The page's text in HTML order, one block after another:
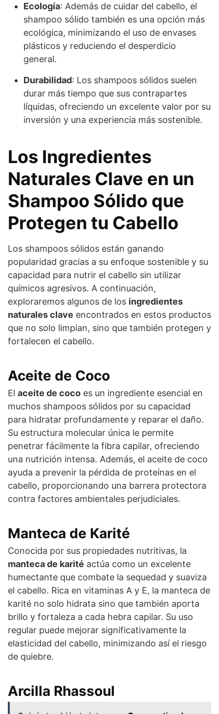
Ecología: Además de cuidar del cabello, el
shampoo sólido también es una opción más
ecológica, minimizando el uso de envases
plásticos y reduciendo el desperdicio
general.
Durabilidad: Los shampoos sólidos suelen
durar más tiempo que sus contrapartes
líquidas, ofreciendo un excelente valor por su
inversión y una experiencia más sostenible.
Los Ingredientes
Naturales Clave en un
Shampoo Sólido que
Protegen tu Cabello
Los shampoos sólidos están ganando
popularidad gracias a su enfoque sostenible y su
capacidad para nutrir el cabello sin utilizar
químicos agresivos. A continuación,
exploraremos algunos de los ingredientes
naturales clave encontrados en estos productos
que no solo limpian, sino que también protegen y
fortalecen el cabello.
Aceite de Coco
El aceite de coco es un ingrediente esencial en
muchos shampoos sólidos por su capacidad
para hidratar profundamente y reparar el daño.
Su estructura molecular única le permite
penetrar fácilmente la fibra capilar, ofreciendo
una nutrición intensa. Además, el aceite de coco
ayuda a prevenir la pérdida de proteínas en el
cabello, proporcionando una barrera protectora
contra factores ambientales perjudiciales.
Manteca de Karité
Conocida por sus propiedades nutritivas, la
manteca de karité actúa como un excelente
humectante que combate la sequedad y suaviza
el cabello. Rica en vitaminas A y E, la manteca de
karité no solo hidrata sino que también aporta
brillo y fortaleza a cada hebra capilar. Su uso
regular puede mejorar significativamente la
elasticidad del cabello, minimizando así el riesgo
de quiebre.
Arcilla Rhassoul